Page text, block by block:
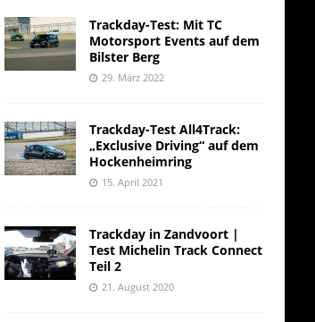
Trackday-Test: Mit TC
Motorsport Events auf dem
Bilster Berg
29. März 2022
Trackday-Test All4Track:
„Exclusive Driving“ auf dem
Hockenheimring
15. April 2021
Trackday in Zandvoort |
Test Michelin Track Connect
Teil 2
21. August 2020